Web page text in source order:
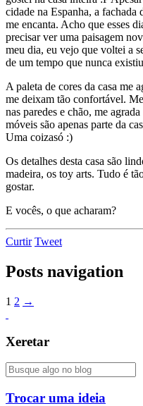
cidade na Espanha, a
me encanta. Acho que esses
precisar ver uma paisagem
meu dia, eu vejo que voltei a
de um tempo que nunca
A paleta de cores da casa me
me deixam tão confortável.
nas paredes e chão, me
móveis são apenas parte da
Uma coizasó :)
Os detalhes desta casa são
madeira, os toy arts. Tudo é
gostar.
E vocês, o que acharam?
Curtir Tweet
Posts navigation
1 2 →
Xeretar
Trocar uma ideia